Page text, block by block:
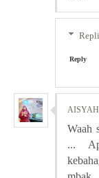
Reply
Waah
...